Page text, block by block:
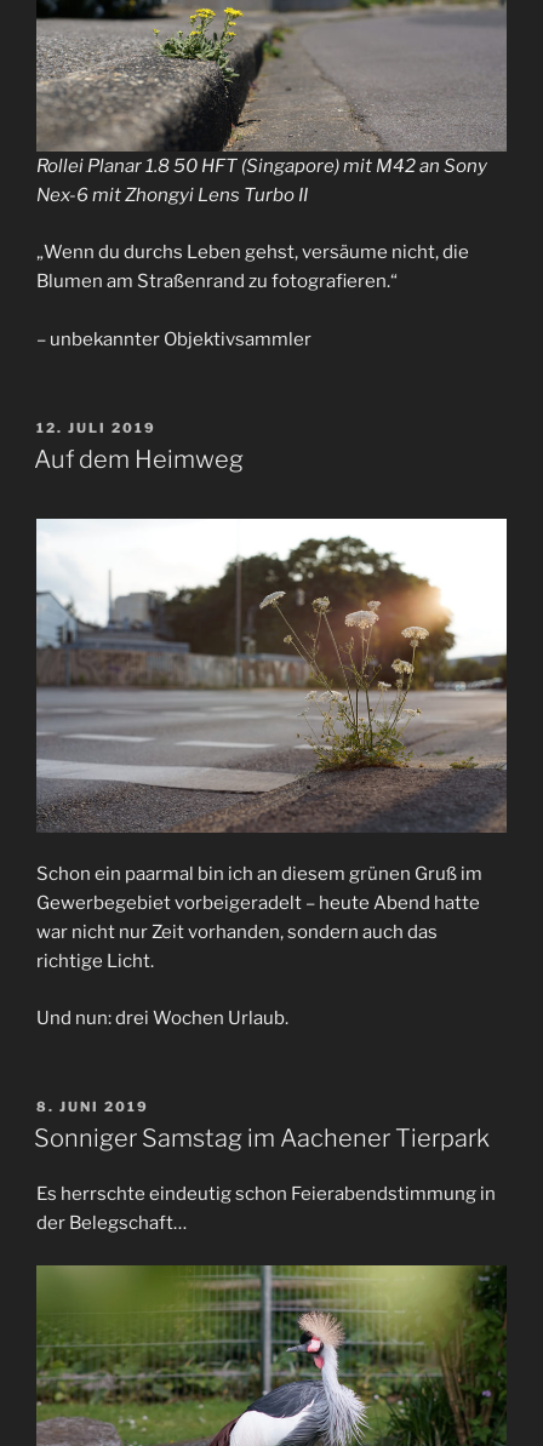
Rollei Planar 1.8 50 HFT (Singapore) mit M42 an Sony
Nex-6 mit Zhongyi Lens Turbo II
„Wenn du durchs Leben gehst, versäume nicht, die
Blumen am Straßenrand zu fotografieren.“
– unbekannter Objektivsammler
VERÖFFENTLICHT
AM
12. JULI 2019
Auf dem Heimweg
Schon ein paarmal bin ich an diesem grünen Gruß im
Gewerbegebiet vorbeigeradelt – heute Abend hatte
war nicht nur Zeit vorhanden, sondern auch das
richtige Licht.
Und nun: drei Wochen Urlaub.
VERÖFFENTLICHT
AM
8. JUNI 2019
Sonniger Samstag im Aachener Tierpark
Es herrschte eindeutig schon Feierabendstimmung in
der Belegschaft…